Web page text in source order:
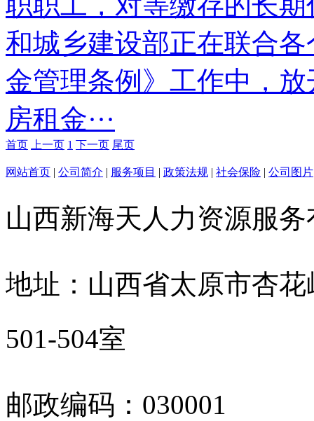
和城乡建设部正在联合
金管理条例》工作中，
房租金···
首页 上一页 1 下一页 尾页
网站首页 | 公司简介 | 服务项目 | 政策法规 | 社会保险 | 公司图片
山西新海天人力资源服
地址：山西省太原市杏
501-504室
邮政编码：030001